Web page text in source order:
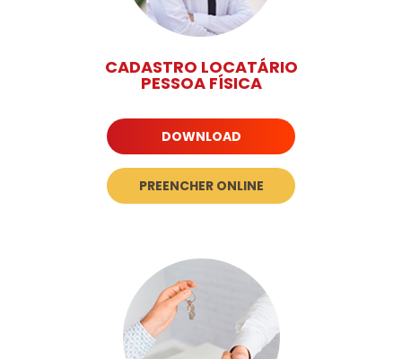
CADASTRO LOCATÁRIO
PESSOA FÍSICA
DOWNLOAD
PREENCHER ONLINE